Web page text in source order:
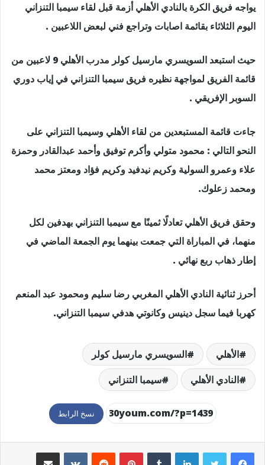
يواجه فريق الكرة بالنادي الأهلي أزمة قبل لقاء سيمبا التنزاني
اليوم الثلاثاء بقائمة اصابات وتراجع فني لبعض اللاعبين .
حيث استبعد السويسري مارسيل كولر مدرب الأهلي 9 لاعبين من
قائمة الفريق لمواجهة نظيره فريق سيمبا التنزاني في إياب دوري
السوبر الإفريقي .
جاءت قائمة المستبعدين من لقاء الأهلي وسيمبا التنزاني على
النحو التالي : محمود متولي وأكرم توفيق وأحمد عبدالقادر وحمزة
علاء وعمرو السولية وكريم نيدفيد وكريم فؤاد ومعتز محمد
ومحمد زعلوك.
وحقق فريق الأهلي تعادلًا ثمينًا مع سيمبا التنزاني بهدفين لكل
منهما، في المباراة التي جمعت بينهما يوم الجمعة الماضي في
إطار ذهاب ربع نهائي .
أحرز ثنائية النادي الأهلي المغربي رضا سليم ومحمود عبد المنعم
كهربا فيما سجل دينيس وكانوتي هدفي سيمبا التنزاني.
الأهلي
السويسري مارسيل كولر
النادي الأهلي
سيمبا التنزاني
نسخ الرابط
لينكدإن بينتيريست مشاركة عبر البريد